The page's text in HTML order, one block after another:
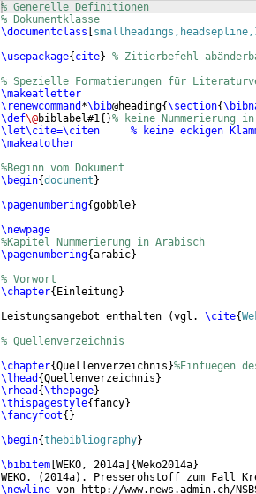
% Generelle Definitionen
% Dokumentklasse
\documentclass
\usepackage{ cite} % Zitierbefehl
% Spezielle Formatierungen für
\makeatletter
\renewcommand *\bib@heading{\section{
\def\@biblabel#1{ }% keine Nummerierung
\let\cite=\citen     % keine eckigen
\makeatother
%Beginn vom Dokument
\begin{document }
\pagenumbering{gobble}
\newpage
%Kapitel Nummerierung in Arabisch
\pagenumbering{arabic}
% Vorwort
\chapter{ Einleitung}
Leistungsangebot enthalten
(vgl. \cite{
% Quellenverzeichnis
\chapter{Quellenverzeichnis }%Einfuegen
\lhead {Quellenverzeichnis }
\rhead {\thepage}
\thispagestyle{ fancy}
\fancyfoot{ }
\begin{thebibliography}
\bibitem WEKO, 2014a {Weko2014a}
WEKO.
(2014a) . Presserohstoff zum Fall
\newline von http://www.news.admin.ch/